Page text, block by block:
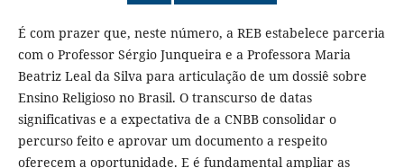
É com prazer que, neste número, a REB estabelece parceria
com o Professor Sérgio Junqueira e a Professora Maria
Beatriz Leal da Silva para articulação de um dossiê sobre
Ensino Religioso no Brasil. O transcurso de datas
significativas e a expectativa de a CNBB consolidar o
percurso feito e aprovar um documento a respeito
oferecem a oportunidade. E é fundamental ampliar as